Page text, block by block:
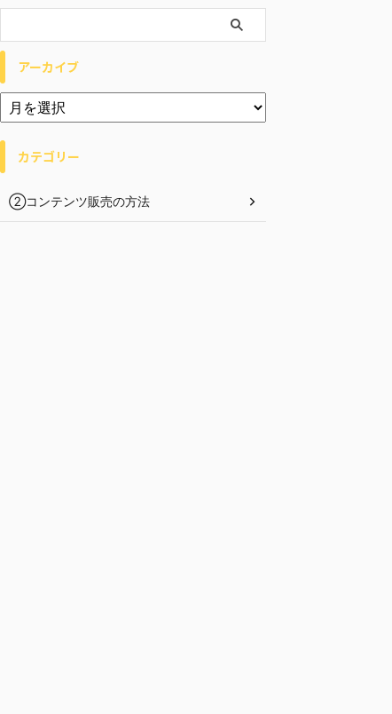
アーカイブ
カテゴリー
②コンテンツ販売の方法